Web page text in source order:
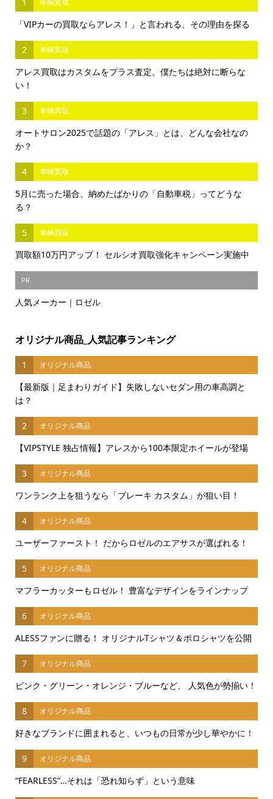
車輌買取
「VIPカーの買取ならアレス！」と言われる、その理由を探る
2 車輌買取
アレス買取はカスタムをプラス査定。僕たちは絶対に断らな
い！
3 車輌買取
オートサロン2025で話題の「アレス」とは、どんな会社なの
か？
4 車輌買取
5月に売った場合、納めたばかりの「自動車税」ってどうな
る？
5 車輌買取
買取額10万円アップ！ セルシオ買取強化キャンペーン実施中
PR
人気メーカー｜ロゼル
オリジナル商品_人気記事ランキング
1 オリジナル商品
【最新版｜足まわりガイド】失敗しないセダン用の車高調と
は？
2 オリジナル商品
【VIPSTYLE 独占情報】アレスから100本限定ホイールが登場
3 オリジナル商品
ワンランク上を狙うなら「ブレーキ カスタム」が狙い目！
4 オリジナル商品
ユーザーファースト！ だからロゼルのエアサスが選ばれる！
5 オリジナル商品
マフラーカッターもロゼル！ 豊富なデザインをラインナップ
6 オリジナル商品
ALESSファンに贈る！ オリジナルTシャツ＆ポロシャツを公開
7 オリジナル商品
ピンク・グリーン・オレンジ・ブルーなど、 人気色が勢揃い！
8 オリジナル商品
好きなブランドに囲まれると、いつもの日常が少し華やかに！
9 オリジナル商品
“FEARLESS”…それは「恐れ知らず」という意味